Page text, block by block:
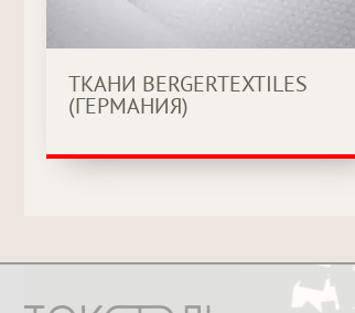
ТКАНИ BERGERTEXTILES
(ГЕРМАНИЯ)